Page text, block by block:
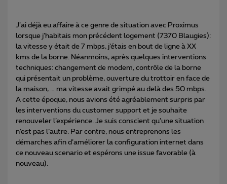
J’ai déjà eu affaire à ce genre de situation avec Proximus
lorsque j’habitais mon précédent logement (7370 Blaugies):
la vitesse y était de 7 mbps, j’étais en bout de ligne à XX
kms de la borne. Néanmoins, après quelques interventions
techniques: changement de modem, contrôle de la borne
qui présentait un problème, ouverture du trottoir en face de
la maison, … ma vitesse avait grimpé au delà des 50 mbps.
A cette époque, nous avions été agréablement surpris par
les interventions du customer support et je souhaite
renouveler l’expérience. Je suis conscient qu’une situation
n’est pas l’autre. Par contre, nous entreprenons les
démarches afin d’améliorer la configuration internet dans
ce nouveau scenario et espérons une issue favorable (à
nouveau).